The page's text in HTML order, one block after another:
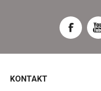
KONTAKT